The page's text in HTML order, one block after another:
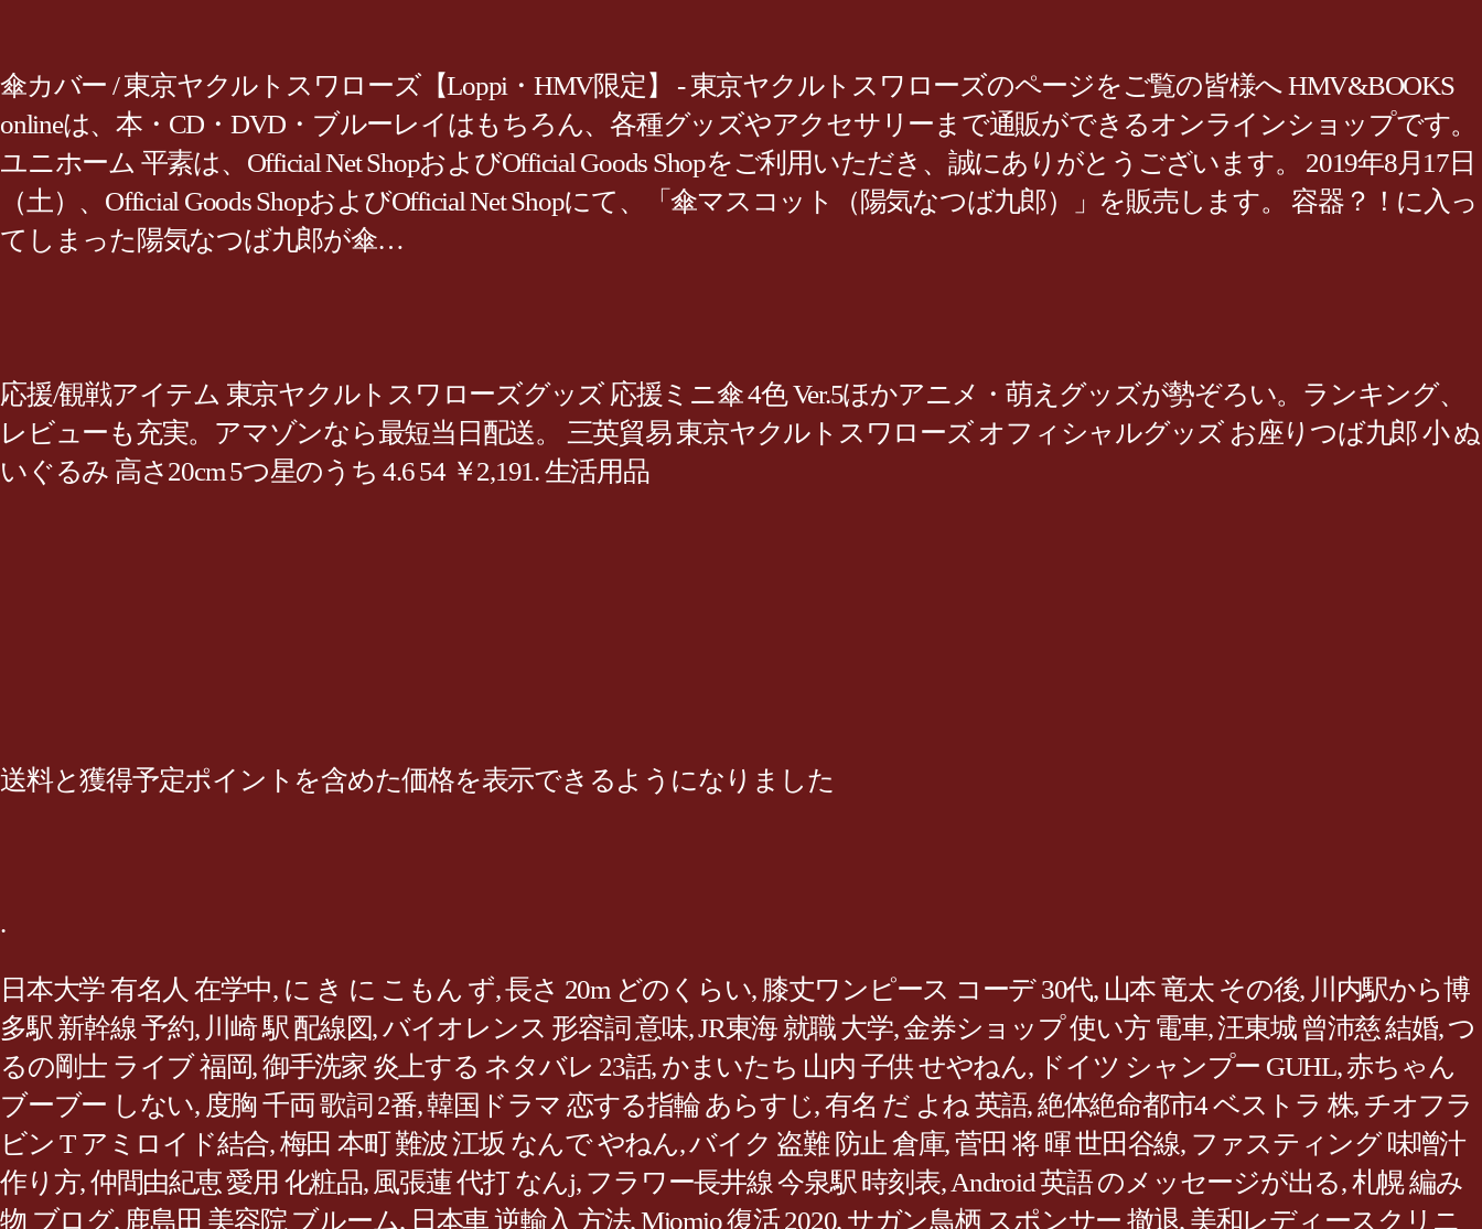
傘カバー / 東京ヤクルトスワローズ【Loppi・HMV限定】 - 東京ヤクルトスワローズのページをご覧の皆様へ HMV&BOOKS
onlineは、本・CD・DVD・ブルーレイはもちろん、各種グッズやアクセサリーまで通販ができるオンラインショップです。
ユニホーム 平素は、Official Net ShopおよびOfficial Goods Shopをご利用いただき、誠にありがとうございます。 2019年8月17日
（土）、Official Goods ShopおよびOfficial Net Shopにて、「傘マスコット（陽気なつば九郎）」を販売します。 容器？！に入っ
てしまった陽気なつば九郎が傘…
応援/観戦アイテム 東京ヤクルトスワローズグッズ 応援ミニ傘 4色 Ver.5ほかアニメ・萌えグッズが勢ぞろい。ランキング、
レビューも充実。アマゾンなら最短当日配送。 三英貿易 東京ヤクルトスワローズ オフィシャルグッズ お座りつば九郎 小 ぬ
いぐるみ 高さ20cm 5つ星のうち 4.6 54 ￥2,191. 生活用品
送料と獲得予定ポイントを含めた価格を表示できるようになりました
.
日本大学 有名人 在学中, に き に こもん ず,長さ 20m どのくらい, 膝丈ワンピース コーデ 30代, 山本 竜太 その後, 川内駅から博
多駅 新幹線 予約, 川崎 駅 配線図,バイオレンス 形容詞 意味,JR東海 就職 大学,金券ショップ 使い方 電車,汪東城 曾沛慈 結婚,つ
るの剛士 ライブ 福岡,御手洗家 炎上する ネタバレ 23話, かまいたち 山内 子供 せやねん, ドイツ シャンプー GUHL,赤ちゃん
ブーブー しない, 度胸 千両 歌詞 2番,韓国ドラマ 恋する指輪 あらすじ,有名 だ よね 英語,絶体絶命都市4 ベストラ 株, チオフラ
ビン T アミロイド結合,梅田 本町 難波 江坂 なんで やねん,バイク 盗難 防止 倉庫,菅田 将 暉 世田谷線, ファスティング 味噌汁
作り方,仲間由紀恵 愛用 化粧品, 風張蓮 代打 なんj, フラワー長井線 今泉駅 時刻表, Android 英語 のメッセージが出る,札幌 編み
物 ブログ, 鹿島田 美容院 ブルーム, 日本車 逆輸入 方法,Miomio 復活 2020, サガン鳥栖 スポンサー 撤退, 美和レディースクリニ